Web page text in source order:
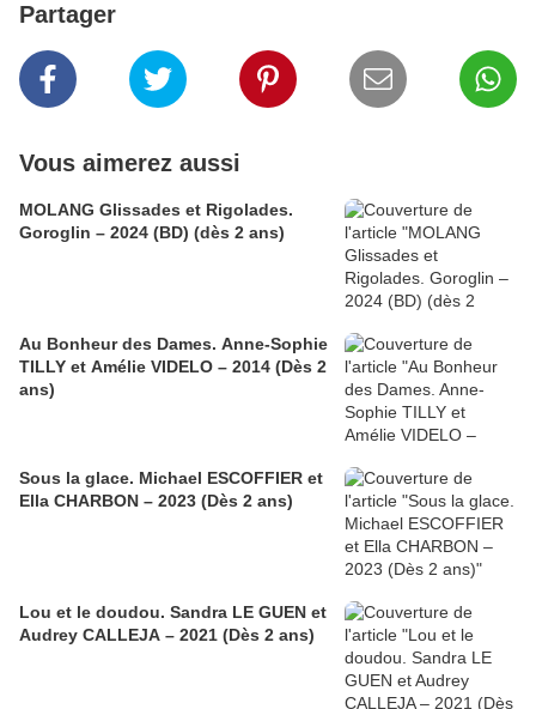
Partager
Vous aimerez aussi
MOLANG Glissades et Rigolades.
Goroglin – 2024 (BD) (dès 2 ans)
Au Bonheur des Dames. Anne-Sophie
TILLY et Amélie VIDELO – 2014 (Dès 2
ans)
Sous la glace. Michael ESCOFFIER et
Ella CHARBON – 2023 (Dès 2 ans)
Lou et le doudou. Sandra LE GUEN et
Audrey CALLEJA – 2021 (Dès 2 ans)